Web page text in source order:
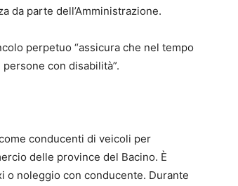
da parte dell’Amministrazione.
perpetuo “assicura che nel tempo
con disabilità”.
conducenti di veicoli per
delle province del Bacino. È
noleggio con conducente. Durante